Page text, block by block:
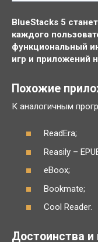
BlueStacks 5
каждого
функциональный
игр и приложений
Похожие
К аналогичным
ReadEra;
Reasily –
eBoox;
Bookmate;
Cool Reader.
Достоинства и